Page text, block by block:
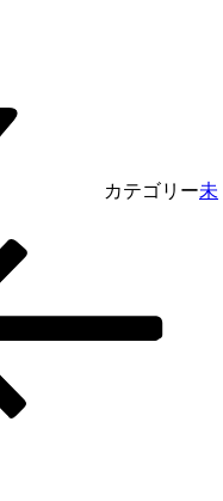
カテゴリー未